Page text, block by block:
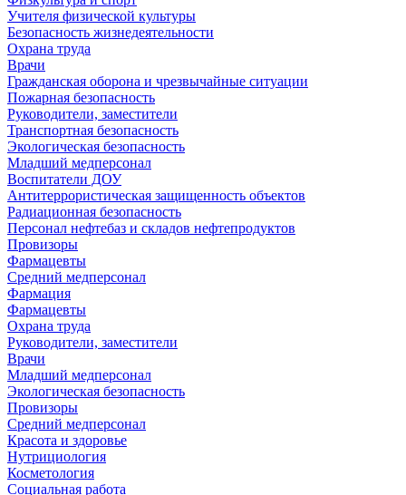
Учителя физической культуры
Безопасность жизнедеятельности
Охрана труда
Врачи
Гражданская оборона и чрезвычайные ситуации
Пожарная безопасность
Руководители, заместители
Транспортная безопасность
Экологическая безопасность
Младший медперсонал
Воспитатели ДОУ
Антитеррористическая защищенность объектов
Радиационная безопасность
Персонал нефтебаз и складов нефтепродуктов
Провизоры
Фармацевты
Средний медперсонал
Фармация
Фармацевты
Охрана труда
Руководители, заместители
Врачи
Младший медперсонал
Экологическая безопасность
Провизоры
Средний медперсонал
Красота и здоровье
Нутрициология
Косметология
Социальная работа